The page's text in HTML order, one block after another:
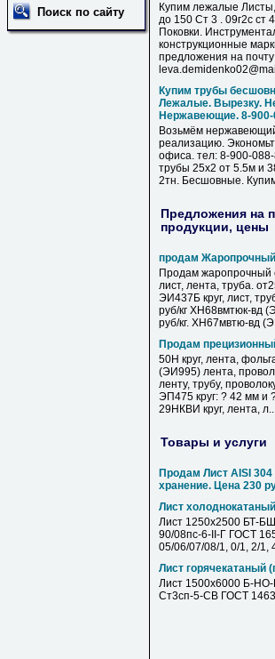
Поиск по сайту
Купим лежалые
до 150 Ст 3 . 09г2с ст
Поковки.
конструкционные
предложения на почту
Купим трубы
Лежалые. Вырезку.
Нержавеющие. 8-900-
Возьмём
реализацию.
офиса. тел: 8-900-
трубы 25х2 от 5.5м и
2тн. Бесшовные.
Предложения на
продукции, цены
продам
Продам жаропрочный
лист, лента, труба.
ЭИ437Б круг, лист,
руб/кг ХН68вмтюк-вд
руб/кг. ХН67мвтю-вд
Продам
50Н круг, лента,
(ЭИ995) лента,
ленту, трубу,
ЭП475 круг: ? 42 мм и
29НКВИ круг, лента,
Товары и услуги
Продам Лист AISI
хранение. Цена 230
Лист
Лист 1250х2500 БТ-
90/08пс-6-II-Г ГОСТ
05/06/07/08/1, 0/1, 2/1,
Лист горячекатаный
Лист 1500х6000 Б-
Ст3сп-5-СВ ГОСТ